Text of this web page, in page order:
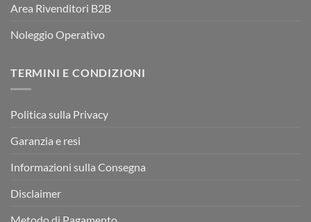
Area Rivenditori B2B
Noleggio Operativo
TERMINI E CONDIZIONI
Politica sulla Privacy
Garanzia e resi
Informazioni sulla Consegna
Disclaimer